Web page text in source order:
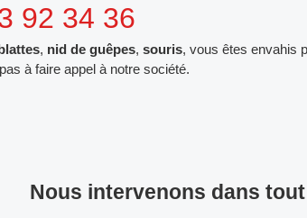
92 34 36
, nid de guêpes, souris, vous êtes envahis
à faire appel à notre société.
Nous intervenons dans